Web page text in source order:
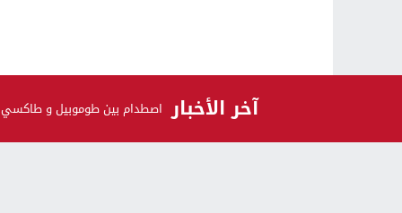
آخر الأخبار اصطدام بين طوموبيل و